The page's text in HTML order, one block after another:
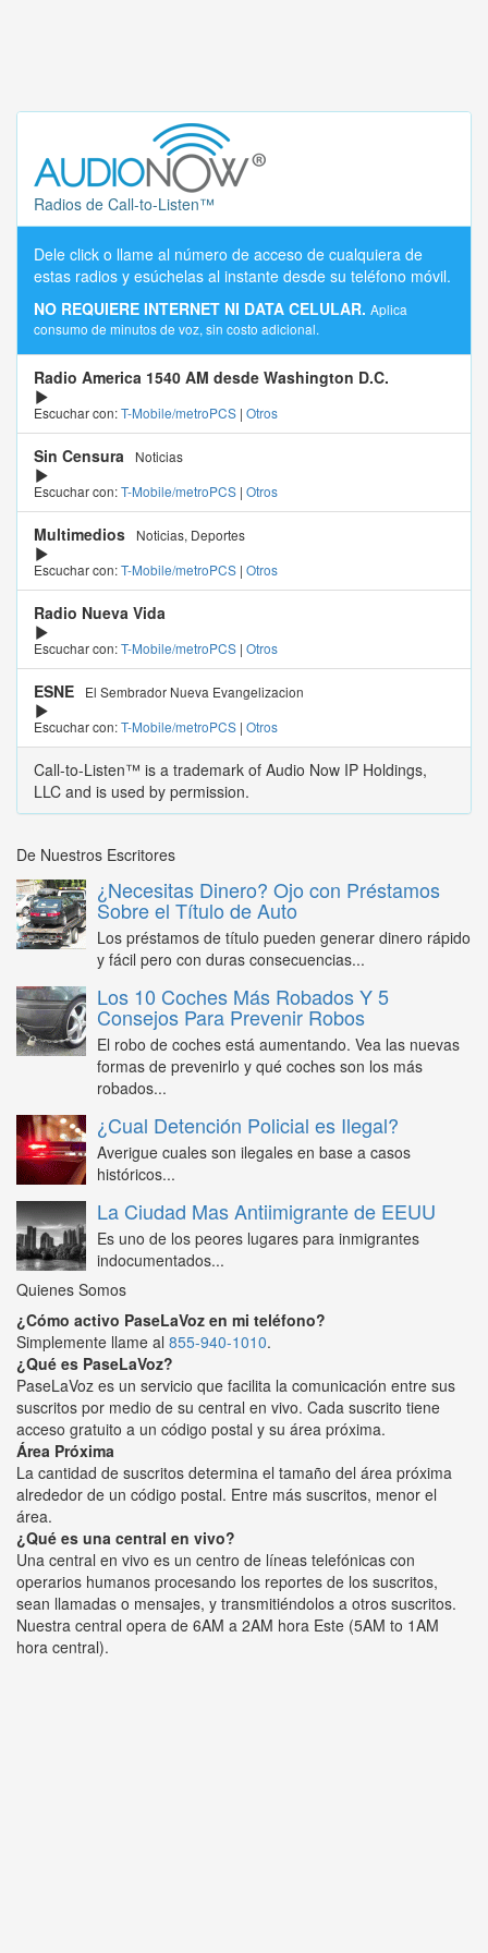
Radios de Call-to-Listen™
Dele click o llame al número de acceso de cualquiera de
estas radios y esúchelas al instante desde su teléfono móvil.
NO REQUIERE INTERNET NI DATA CELULAR. Aplica
consumo de minutos de voz, sin costo adicional.
Radio America 1540 AM desde Washington D.C.
Escuchar con:T-Mobile/metroPCS | Otros
Sin Censura
Noticias
Escuchar con:T-Mobile/metroPCS | Otros
Multimedios
Noticias, Deportes
Escuchar con:T-Mobile/metroPCS | Otros
Radio Nueva Vida
Escuchar con:T-Mobile/metroPCS | Otros
ESNE
El Sembrador Nueva Evangelizacion
Escuchar con:T-Mobile/metroPCS | Otros
Call-to-Listen™ is a trademark of Audio Now IP Holdings,
LLC and is used by permission.
De Nuestros Escritores
¿Necesitas Dinero? Ojo con Préstamos
Sobre el Título de Auto
Los préstamos de título pueden generar dinero rápido
y fácil pero con duras consecuencias...
Los 10 Coches Más Robados Y 5
Consejos Para Prevenir Robos
El robo de coches está aumentando. Vea las nuevas
formas de prevenirlo y qué coches son los más
robados...
¿Cual Detención Policial es Ilegal?
Averigue cuales son ilegales en base a casos
históricos...
La Ciudad Mas Antiimigrante de EEUU
Es uno de los peores lugares para inmigrantes
indocumentados...
Quienes Somos
¿Cómo activo PaseLaVoz en mi teléfono?
Simplemente llame al 855-940-1010.
¿Qué es PaseLaVoz?
PaseLaVoz es un servicio que facilita la comunicación entre sus
suscritos por medio de su central en vivo. Cada suscrito tiene
acceso gratuito a un código postal y su área próxima.
Área Próxima
La cantidad de suscritos determina el tamaño del área próxima
alrededor de un código postal. Entre más suscritos, menor el
área.
¿Qué es una central en vivo?
Una central en vivo es un centro de líneas telefónicas con
operarios humanos procesando los reportes de los suscritos,
sean llamadas o mensajes, y transmitiéndolos a otros suscritos.
Nuestra central opera de 6AM a 2AM hora Este (5AM to 1AM
hora central).